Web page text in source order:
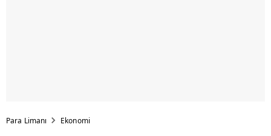
Para Limanı Ekonomi